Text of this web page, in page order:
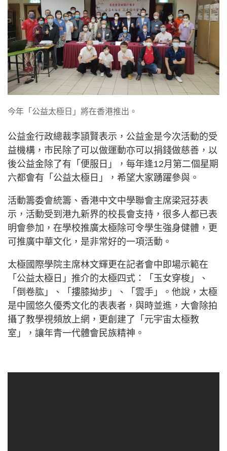
今年「公益太極日」將在香港推出。 ​
公益金行政總裁李頴賢表示，公益金是今次活動的受
益機構，市民除了可以做運動亦可以捐錢做慈善，以
後公益金除了有「便服日」，每年逢12月第二個星期
六都會有「公益太極日」，希望大家踴躍參與。
活動籌委會統籌、香港中文中學聯會主席梁冠芬表
示，活動受到港九新界的校長會支持，很多人都已表
明會參加，在學校推廣太極除可令學生強身健體，更
可推廣中華文化，是非常好的一項活動。
太極國際學院主席林文輝更在記者會中即場示範在
「公益太極日」推介的太極四式：「玉女穿梭」、
「倒卷肱」、「摟膝拗步」、「雲手」。他說，太極
是中國悠久優秀文化的表表者，與時並進，大會除拍
攝了教學視頻放上網，更創建了「元宇宙太極教
室」，讓年青一代體會民族精神。